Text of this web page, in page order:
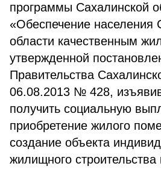
программы Сахалинской
«Обеспечение населения
области качественным
утвержденной
Правительства
06.08.2013 № 428,
получить социальную
приобретение жилого
создание объекта
жилищного